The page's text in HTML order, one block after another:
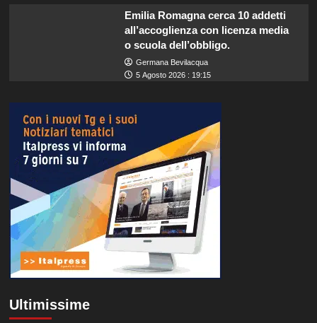
Emilia Romagna cerca 10 addetti
all’accoglienza con licenza media
o scuola dell’obbligo.
Germana Bevilacqua
5 Agosto 2026 : 19:15
Ultimissime